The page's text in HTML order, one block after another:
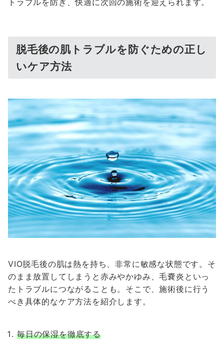
トラブルを防ぎ、快適に次回の施術を迎えられます。
脱毛後の肌トラブルを防ぐための正し
いケア方法
VIO脱毛後の肌は熱を持ち、非常に敏感な状態です。そ
のまま放置してしまうと赤みやかゆみ、毛嚢炎といっ
たトラブルにつながることも。そこで、施術後に行う
べき具体的なケア方法を紹介します。
毎日の保湿を徹底する